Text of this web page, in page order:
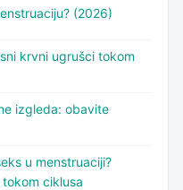
(2026)
krvni ugrušci tokom
izgleda: obavite
u menstruaciji?
ciklusa